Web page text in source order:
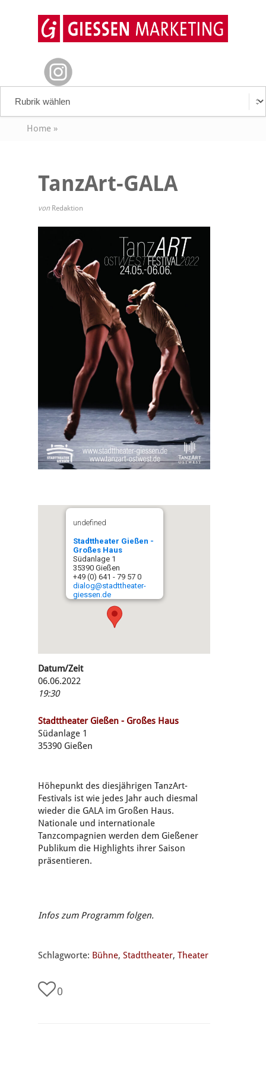
Home»
TanzArt-GALA
von Redaktion
undefined
Stadttheater Gießen -
Großes Haus
Südanlage 1
35390 Gießen
+49 (0) 641 - 79 57 0
dialog@stadttheater-
giessen.de
Datum/Zeit
06.06.2022
19:30
Stadttheater Gießen - Großes Haus
Südanlage 1
35390 Gießen
Höhepunkt des diesjährigen TanzArt-
Festivals ist wie jedes Jahr auch diesmal
wieder die GALA im Großen Haus.
Nationale und internationale
Tanzcompagnien werden dem Gießener
Publikum die Highlights ihrer Saison
präsentieren.
Infos zum Programm folgen.
Schlagworte: Bühne, Stadttheater, Theater
0